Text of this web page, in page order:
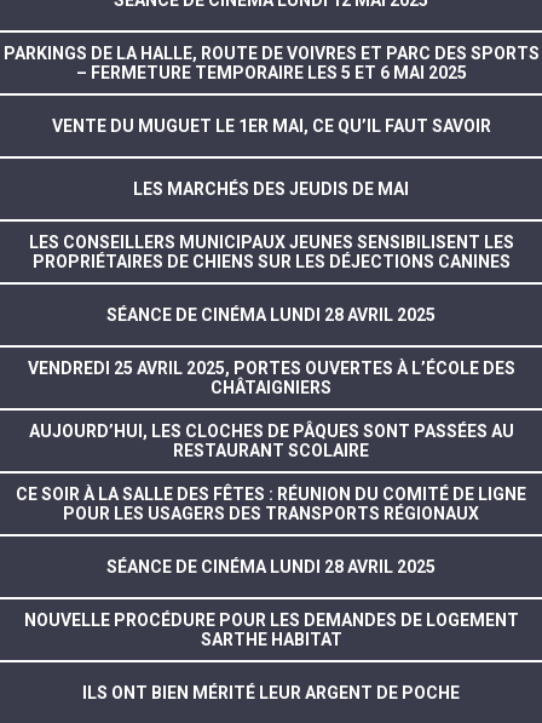
PARKINGS DE LA HALLE, ROUTE DE VOIVRES ET PARC DES SPORTS
– FERMETURE TEMPORAIRE LES 5 ET 6 MAI 2025
VENTE DU MUGUET LE 1ER MAI, CE QU’IL FAUT SAVOIR
LES MARCHÉS DES JEUDIS DE MAI
LES CONSEILLERS MUNICIPAUX JEUNES SENSIBILISENT LES
PROPRIÉTAIRES DE CHIENS SUR LES DÉJECTIONS CANINES
SÉANCE DE CINÉMA LUNDI 28 AVRIL 2025
VENDREDI 25 AVRIL 2025, PORTES OUVERTES À L’ÉCOLE DES
CHÂTAIGNIERS
AUJOURD’HUI, LES CLOCHES DE PÂQUES SONT PASSÉES AU
RESTAURANT SCOLAIRE
CE SOIR À LA SALLE DES FÊTES : RÉUNION DU COMITÉ DE LIGNE
POUR LES USAGERS DES TRANSPORTS RÉGIONAUX
SÉANCE DE CINÉMA LUNDI 28 AVRIL 2025
NOUVELLE PROCÉDURE POUR LES DEMANDES DE LOGEMENT
SARTHE HABITAT
ILS ONT BIEN MÉRITÉ LEUR ARGENT DE POCHE